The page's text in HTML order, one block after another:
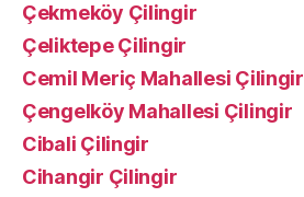
Çekmeköy Çilingir
Çeliktepe Çilingir
Cemil Meriç Mahallesi Çilingir
Çengelköy Mahallesi Çilingir
Cibali Çilingir
Cihangir Çilingir